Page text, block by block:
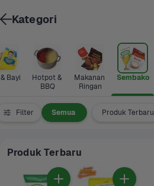
& Bayi
Hotpot &
BBQ
Makanan
Ringan
Sembako
Filter Semua Produk Terbaru
Produk Terbaru
Kategori